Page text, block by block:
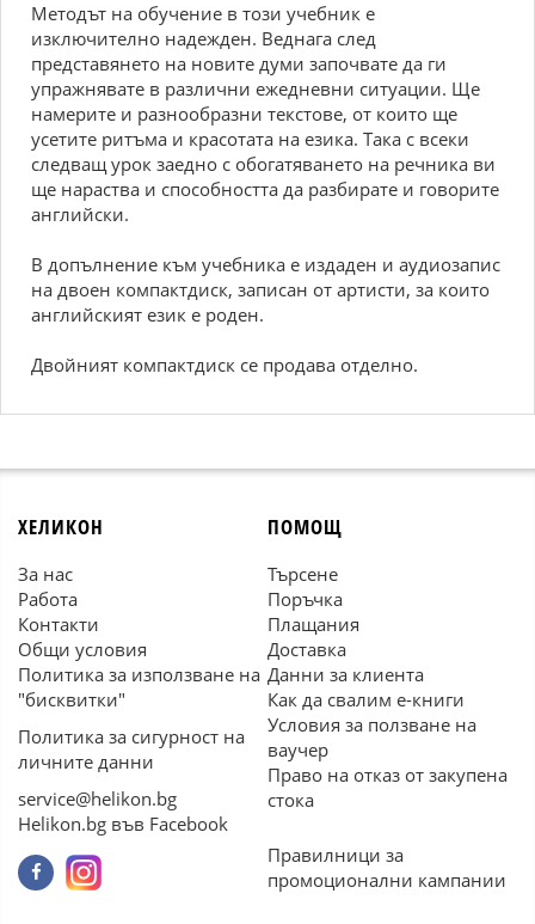
Методът на обучение в този учебник е
изключително надежден. Веднага след
представянето на новите думи започвате да ги
упражнявате в различни ежедневни ситуации. Ще
намерите и разнообразни текстове, от които ще
усетите ритъма и красотата на езика. Така с всеки
следващ урок заедно с обогатяването на речника ви
ще нараства и способността да разбирате и говорите
английски.
В допълнение към учебника е издаден и аудиозапис
на двоен компактдиск, записан от артисти, за които
английският език е роден.
Двойният компактдиск се продава отделно.
ХЕЛИКОН
За нас
Работа
Контакти
Общи условия
Политика за използване на
"бисквитки"
Политика за сигурност на
личните данни
service@helikon.bg
Helikon.bg във Facebook
ПОМОЩ
Търсене
Поръчка
Плащания
Доставка
Данни за клиента
Как да свалим е-книги
Условия за ползване на
ваучер
Право на отказ от закупена
стока
Правилници за
промоционални кампании